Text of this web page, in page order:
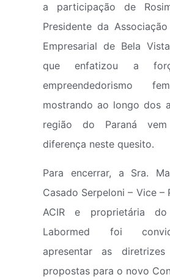
a participação de
Presidente da
Empresarial de Bela
que enfatizou a
empreendedorismo
mostrando ao longo dos
região do Paraná
diferença neste quesito.
Para encerrar, a Sra.
Casado Serpeloni – Vice –
ACIR e proprietária do
Labormed foi
apresentar as diretrizes
propostas para o novo